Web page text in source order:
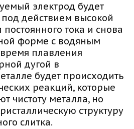
электрод будет
действием высокой
тока и снова
форме с водяным
плавления
дугой в
будет происходить
реакций, которые
чистоту металла, но
структуру
слитка.